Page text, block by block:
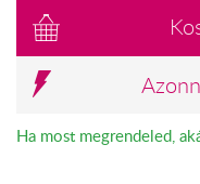
Ha most megrendeled,